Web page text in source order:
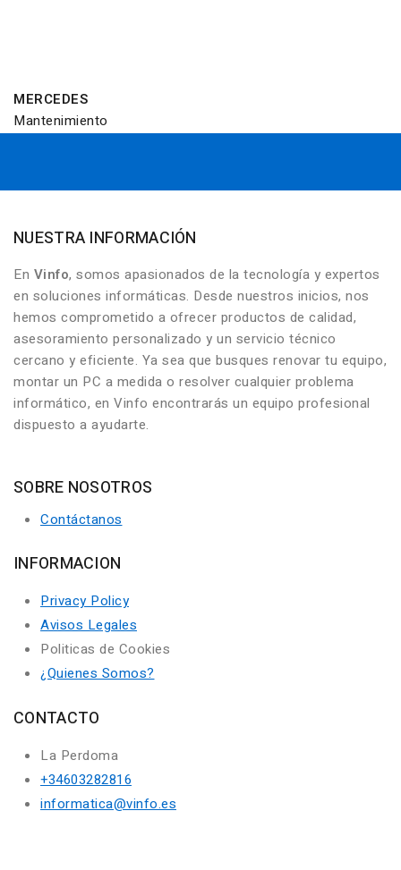
MERCEDES
Mantenimiento
NUESTRA INFORMACIÓN
En Vinfo, somos apasionados de la tecnología y expertos
en soluciones informáticas. Desde nuestros inicios, nos
hemos comprometido a ofrecer productos de calidad,
asesoramiento personalizado y un servicio técnico
cercano y eficiente. Ya sea que busques renovar tu equipo,
montar un PC a medida o resolver cualquier problema
informático, en Vinfo encontrarás un equipo profesional
dispuesto a ayudarte.
SOBRE NOSOTROS
Contáctanos
INFORMACION
Privacy Policy
Avisos Legales
Politicas de Cookies
¿Quienes Somos?
CONTACTO
La Perdoma
+34603282816
informatica@vinfo.es